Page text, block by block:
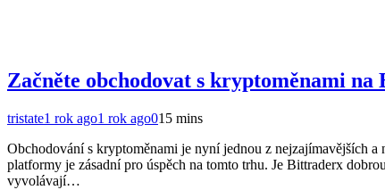
Začněte obchodovat s kryptoměnami
tristate1 rok ago1 rok ago015 mins
Obchodování s kryptoměnami je nyní jednou z nejzajímavějších
platformy je zásadní pro úspěch na tomto trhu. Je Bittraderx
vyvolávají…